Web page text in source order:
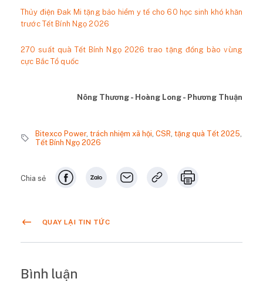
Thủy điện Đak Mi tặng bảo hiểm y tế cho 60 học sinh khó khăn
trước Tết Bính Ngọ 2026
270 suất quà Tết Bính Ngọ 2026 trao tặng đồng bào vùng
cực Bắc Tổ quốc
Nông Thương - Hoàng Long - Phương Thuận
Bitexco Power, trách nhiệm xã hội, CSR, tặng quà Tết 2025,
Tết Bính Ngọ 2026
Chia sẻ
QUAY LẠI TIN TỨC
Bình luận